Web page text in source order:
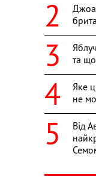
та
Яке
не
Від